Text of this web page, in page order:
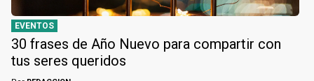
EVENTOS
30 frases de Año Nuevo para compartir con
tus seres queridos